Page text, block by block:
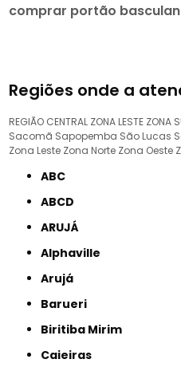
comprar portão
Regiões onde a
REGIÃO CENTRAL ZONA LESTE ZONA
Sacomã Sapopemba São Lucas
Zona Leste Zona Norte Zona Oeste
ABC
ABCD
ARUJÁ
Alphaville
Arujá
Barueri
Biritiba Mirim
Caieiras